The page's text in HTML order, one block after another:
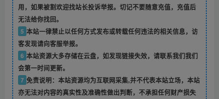
用，如果被割欢迎找站长投诉举报。切记不要随意充值，充值后
无法给你找回。
5 本站一律禁止以任何方式发布或转载任何违法的相关信息，访
客发现请向客服举报。
6 本站资源大多存储在云盘，如发现链接失效，请联系我们我们
会第一时间更新。
7 免责说明：本站资源均为互联网采集,并不代表本站立场，本站
亦无法对内容的真实性及准确性做出判断，不承担任何财产损失